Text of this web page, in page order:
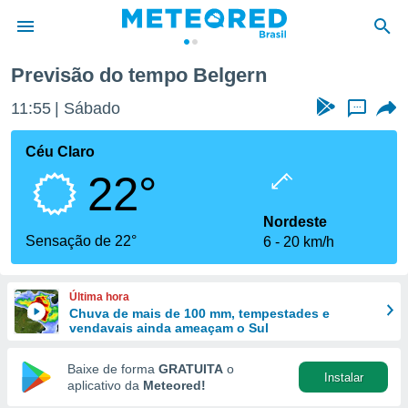
da
fornecidas
a este
das
e
forma
digital
Previsão do tempo Belgern
11:55 Sábado ...
Céu Claro
22°
Sensação de 22°
Nordeste
6
20 km/h
Última hora
Chuva de mais de 100 mm, tempestades e
vendavais ainda ameaçam o Sul
Baixe de forma GRATUITA o
aplicativo da Meteored!
Instalar